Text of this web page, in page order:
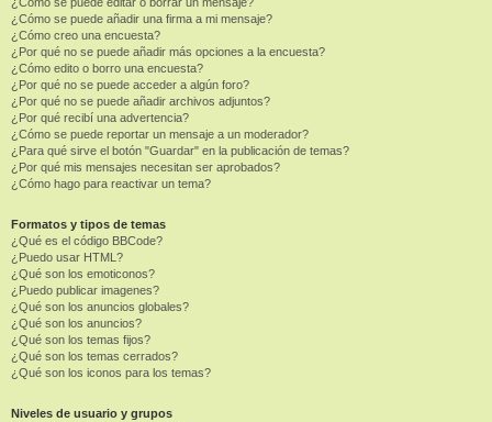
¿Cómo se puede añadir una firma a mi mensaje?
¿Cómo creo una encuesta?
¿Por qué no se puede añadir más opciones a la encuesta?
¿Cómo edito o borro una encuesta?
¿Por qué no se puede acceder a algún foro?
¿Por qué no se puede añadir archivos adjuntos?
¿Por qué recibí una advertencia?
¿Cómo se puede reportar un mensaje a un moderador?
¿Para qué sirve el botón "Guardar" en la publicación de temas?
¿Por qué mis mensajes necesitan ser aprobados?
¿Cómo hago para reactivar un tema?
Formatos y tipos de temas
¿Qué es el código BBCode?
¿Puedo usar HTML?
¿Qué son los emoticonos?
¿Puedo publicar imagenes?
¿Qué son los anuncios globales?
¿Qué son los anuncios?
¿Qué son los temas fijos?
¿Qué son los temas cerrados?
¿Qué son los iconos para los temas?
Niveles de usuario y grupos